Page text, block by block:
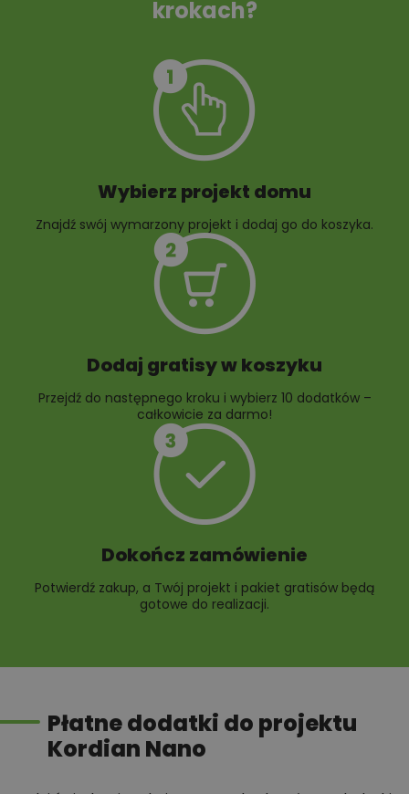
10 projektów małej
10 projektów rabat
krokach?
Wybierz projekt domu
Znajdź swój wymarzony projekt i dodaj go do koszyka.
Dodaj gratisy w koszyku
Przejdź do następnego kroku i wybierz 10 dodatków –
całkowicie za darmo!
Dokończ zamówienie
Potwierdź zakup, a Twój projekt i pakiet gratisów będą
gotowe do realizacji.
Płatne dodatki do projektu
Kordian Nano